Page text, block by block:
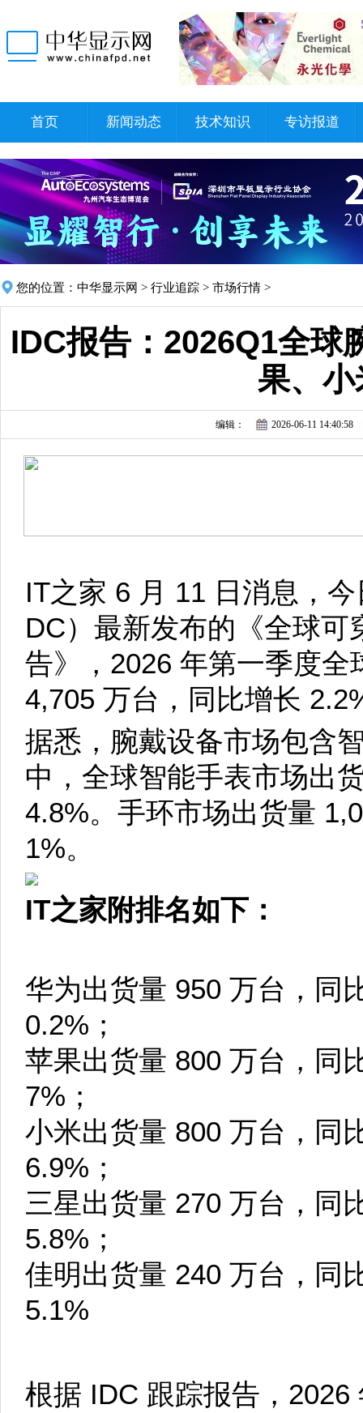
首页 新闻动态 技术知识 专访报道
您的位置： 中华显示网 > 行业追踪 > 市场行情 >
IDC报告：2026Q1全球
果、
编辑： 2026-06-11 14:40:58
IT之家 6 月 11 日消息，
DC）最新发布的《全球
告》，2026 年第一季度
4,705 万台，同比增长
据悉，腕戴设备市场包含
中，全球智能手表市场出
4.8%。手环市场出货量
1%。
IT之家附排名如下：
华为出货量 950 万台，同
0.2%；
苹果出货量 800 万台，同
7%；
小米出货量 800 万台，同
6.9%；
三星出货量 270 万台，同
5.8%；
佳明出货量 240 万台，同
5.1%
根据 IDC 跟踪报告，